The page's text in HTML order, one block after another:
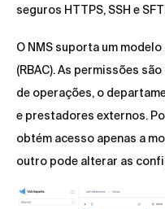
seguros HTTPS, SSH e
O NMS suporta um
(RBAC). As permissões
de operações, o
e prestadores externos.
obtém acesso apenas a
outro pode alterar as